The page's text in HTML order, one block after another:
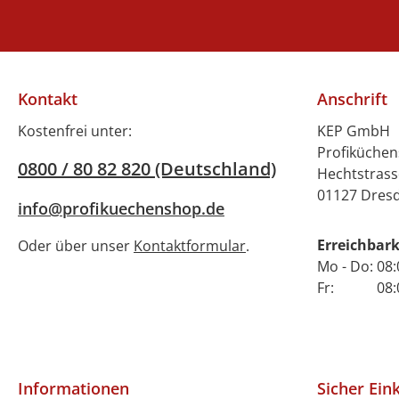
passenden Invita-
Durchmesser: 16,3
cmGewicht: 260
gSpiegeldurchmesser:
5,0
Kontakt
Kostenfrei unter:
0800 / 80 82 820 (Deutschland)
info@profikuechenshop.de
Oder über unser Kontaktformular.
Anschrift
KEP GmbH
01127
Mo - Do:
Fr: 08:00
Informationen Sicher